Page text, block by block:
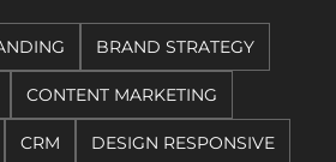
BRAND STRATEGY
CONTENT MARKETING
CRM DESIGN RESPONSIVE